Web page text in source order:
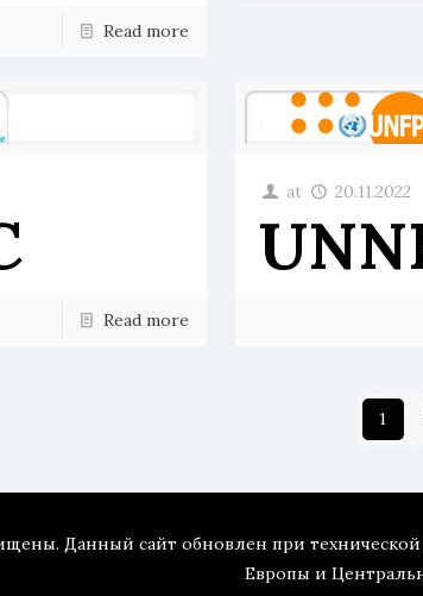
Read more
Read more
at 20.11.2022
1
Данный сайт обновлен при
Европы и